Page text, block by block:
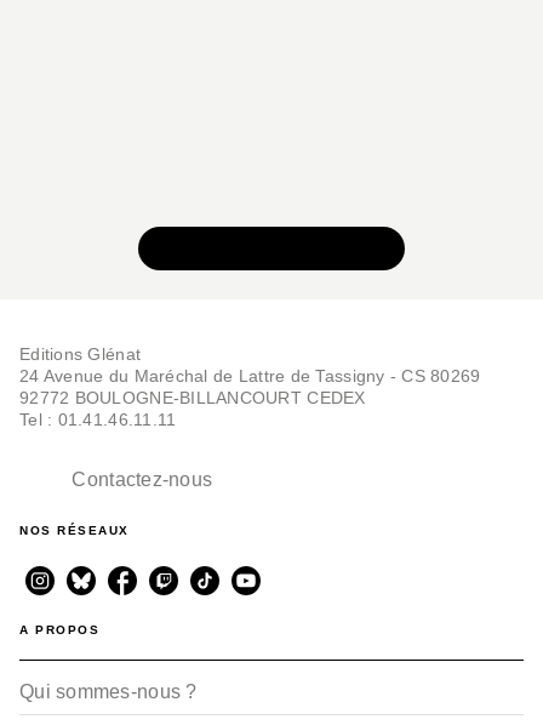
26/08/2026
David Chauvel
Luca Merli
Editions Glénat
24 Avenue du Maréchal de Lattre de Tassigny - CS 80269
92772 BOULOGNE-BILLANCOURT CEDEX
Tel : 01.41.46.11.11
Contactez-nous
NOS RÉSEAUX
A PROPOS
Qui sommes-nous ?